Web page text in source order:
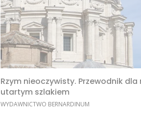
Rzym nieoczywisty. Przewodnik
utartym szlakiem
PRODUCENT
WYDAWNICTWO BERNARDINUM